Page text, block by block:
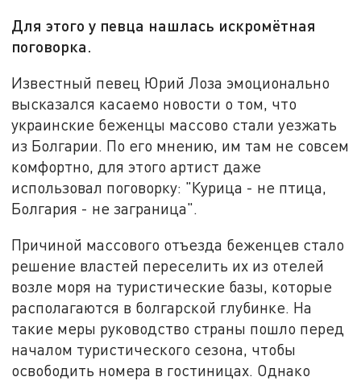
Для этого у певца нашлась искромётная
поговорка.
Известный певец Юрий Лоза эмоционально
высказался касаемо новости о том, что
украинские беженцы массово стали уезжать
из Болгарии. По его мнению, им там не совсем
комфортно, для этого артист даже
использовал поговорку: "Курица - не птица,
Болгария - не заграница".
Причиной массового отъезда беженцев стало
решение властей переселить их из отелей
возле моря на туристические базы, которые
располагаются в болгарской глубинке. На
такие меры руководство страны пошло перед
началом туристического сезона, чтобы
освободить номера в гостиницах. Однако